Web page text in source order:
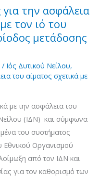
την ασφάλεια
τον ιό του
μετάδοσης
/ Ιός Δυτικού Νείλου,
του αίματος σχετικά με
με την ασφάλεια του
(ΙΔΝ) και σύμφωνα
του συστήματος
Εθνικού Οργανισμού
από τον ΙΔΝ και
για τον καθορισμό των